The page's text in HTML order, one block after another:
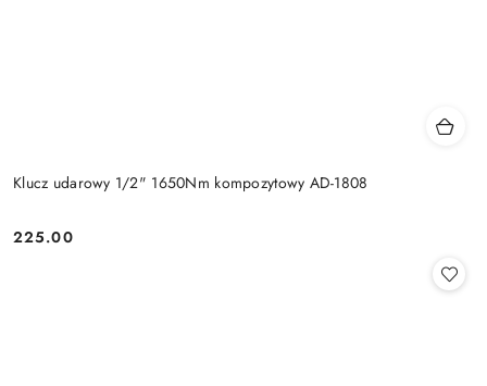
Klucz udarowy 1/2" 1650Nm kompozytowy AD-1808
Cena:
225.00